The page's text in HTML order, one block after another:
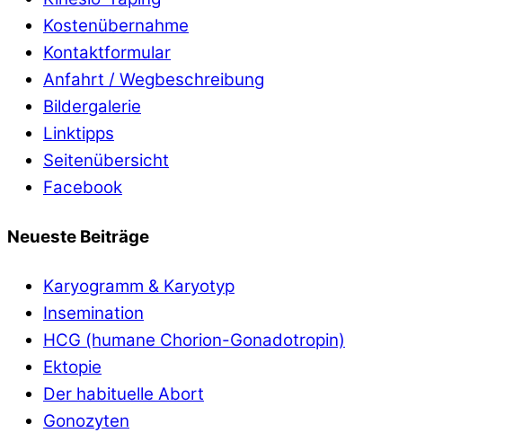
Kostenübernahme
Kontaktformular
Anfahrt / Wegbeschreibung
Bildergalerie
Linktipps
Seitenübersicht
Facebook
Neueste Beiträge
Karyogramm & Karyotyp
Insemination
HCG (humane Chorion-Gonadotropin)
Ektopie
Der habituelle Abort
Gonozyten